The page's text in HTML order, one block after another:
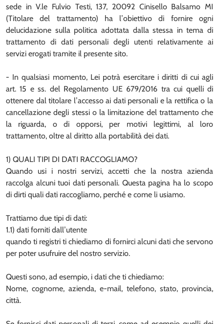
sede in V.le Fulvio Testi, 137, 20092 Cinisello Balsamo MI
(Titolare del trattamento) ha l’obiettivo di fornire ogni
delucidazione sulla politica adottata dalla stessa in tema di
trattamento di dati personali degli utenti relativamente ai
servizi erogati tramite il presente sito.
- In qualsiasi momento, Lei potrà esercitare i diritti di cui agli
art. 15 e ss. del Regolamento UE 679/2016 tra cui quelli di
ottenere dal titolare l’accesso ai dati personali e la rettifica o la
cancellazione degli stessi o la limitazione del trattamento che
la riguarda, o di opporsi, per motivi legittimi, al loro
trattamento, oltre al diritto alla portabilità dei dati.
1) QUALI TIPI DI DATI RACCOGLIAMO?
Quando usi i nostri servizi, accetti che la nostra azienda
raccolga alcuni tuoi dati personali. Questa pagina ha lo scopo
di dirti quali dati raccogliamo, perché e come li usiamo.
Trattiamo due tipi di dati:
1.1) dati forniti dall’utente
quando ti registri ti chiediamo di fornirci alcuni dati che servono
per poter usufruire del nostro servizio.
Questi sono, ad esempio, i dati che ti chiediamo:
Nome, cognome, azienda, e-mail, telefono, stato, provincia,
città.